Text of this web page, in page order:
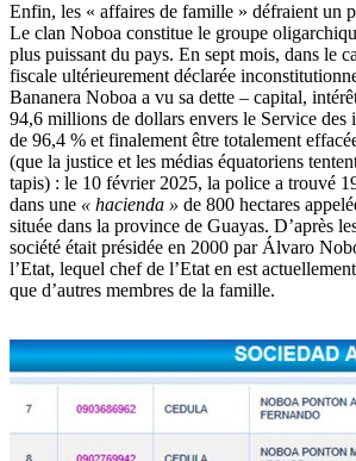
Enfin, les « affaires de famille » défraient un
Le clan Noboa constitue le groupe
plus puissant du pays. En sept mois, dans le
fiscale ultérieurement déclarée
Bananera Noboa a vu sa dette – capital,
94,6 millions de dollars envers le Service des
de 96,4 % et finalement être totalement
(que la justice et les médias équatoriens
tapis) : le 10 février 2025, la police a trouvé
dans une « hacienda » de 800 hectares
située dans la province de Guayas. D’après
société était présidée en 2000 par Álvaro
l’Etat, lequel chef de l’Etat en est
que d’autres membres de la famille.